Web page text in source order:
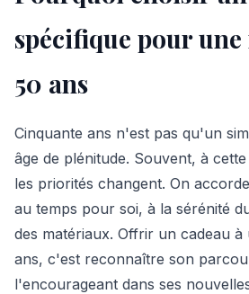
spécifique pour une
50 ans
Cinquante ans n'est pas qu'un
âge de plénitude. Souvent, à
les priorités changent. On
au temps pour soi, à la sérénité
des matériaux. Offrir un cadeau à
ans, c'est reconnaître son
l'encourageant dans ses